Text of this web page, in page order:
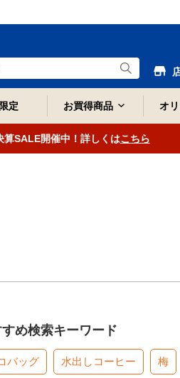
定 お買得商品 オ
算SALE開催中！詳しくはこちら
め検索キーワード
バッグ 水出しコーヒー 梅